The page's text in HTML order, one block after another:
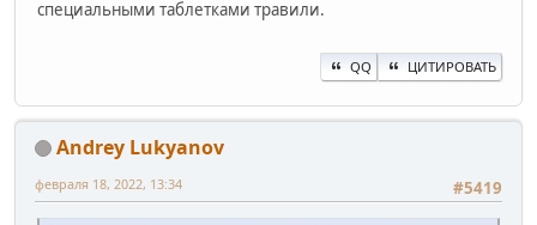
специальными таблетками травили.
QQ ЦИТИРОВАТЬ
Andrey Lukyanov
#5419
февраля 18, 2022, 13:34